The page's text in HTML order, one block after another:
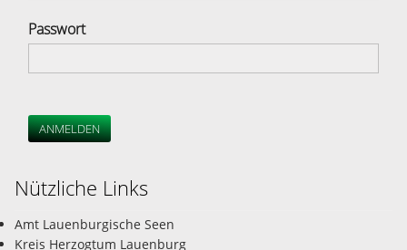
Passwort
ANMELDEN
Nützliche Links
Amt Lauenburgische Seen
Kreis Herzogtum Lauenburg